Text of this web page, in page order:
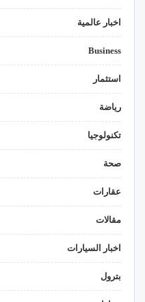
اخبار عالمية
Business
استثمار
رياضة
تكنولوجيا
صحة
عقارات
مقالات
اخبار السيارات
بترول